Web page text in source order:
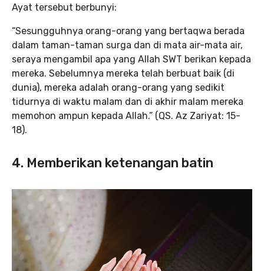
Ayat tersebut berbunyi:
“Sesungguhnya orang-orang yang bertaqwa berada
dalam taman-taman surga dan di mata air-mata air,
seraya mengambil apa yang Allah SWT berikan kepada
mereka. Sebelumnya mereka telah berbuat baik (di
dunia), mereka adalah orang-orang yang sedikit
tidurnya di waktu malam dan di akhir malam mereka
memohon ampun kepada Allah.” (QS. Az Zariyat: 15-
18).
4. Memberikan ketenangan batin